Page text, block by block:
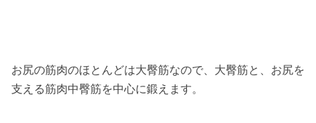
お尻の筋肉のほとんどは大臀筋なので、大臀筋と、お尻を
支える筋肉中臀筋を中心に鍛えます。